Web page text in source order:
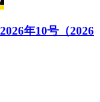
年10号（2026